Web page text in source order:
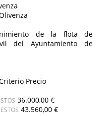
de la flota de
del Ayuntamiento de
Precio
36.000,00 €
43.560,00 €